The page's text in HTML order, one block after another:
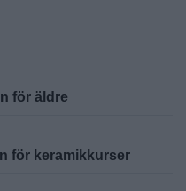
för äldre
för keramikkurser